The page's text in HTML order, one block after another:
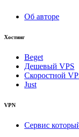
Об авторе
Хостинг
Beget
Дешевый VPS
Скоростной
Just
VPN
Сервис